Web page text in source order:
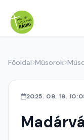
Főoldal Műsorok
2025. 09. 19.